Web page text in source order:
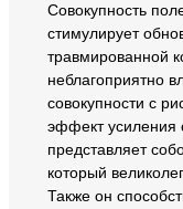
Совокупность
стимулирует
травмированной
неблагоприятно
совокупности с
эффект усиления
представляет
который
Также он